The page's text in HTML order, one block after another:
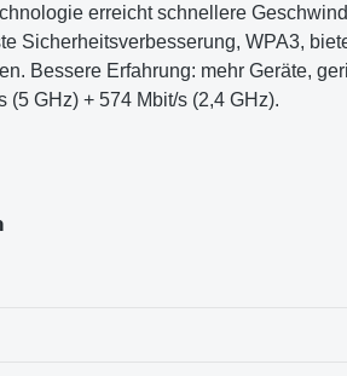
erreicht schnellere
Sicherheitsverbesserung, WPA3,
Bessere Erfahrung: mehr Geräte,
(5 GHz) + 574 Mbit/s (2,4 GHz).